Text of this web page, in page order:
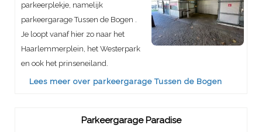
parkeerplekje, namelijk
parkeergarage Tussen de Bogen .
Je loopt vanaf hier zo naar het
Haarlemmerplein, het Westerpark
en ook het prinseneiland.
Lees meer over parkeergarage Tussen de Bogen
Parkeergarage Paradise